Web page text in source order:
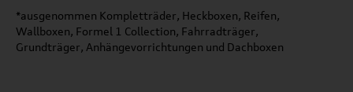
*ausgenommen Kompletträder, Heckboxen, Reifen,
Wallboxen, Formel 1 Collection, Fahrradträger,
Grundträger, Anhängevorrichtungen und Dachboxen